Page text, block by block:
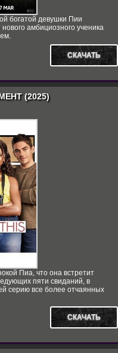
богатой девушки Пии
амбициозного ученика
СКАЧАТЬ
(2025)
Пиа, что она встретит
пяти свиданий, в
серию все более отчаянных
СКАЧАТЬ